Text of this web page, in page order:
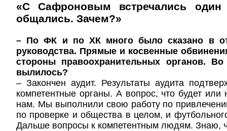
«С Сафроновым встречались
общались. Зачем?»
– По ФК и по ХК много было сказано в
руководства. Прямые и косвенные
стороны правоохранительных органов.
вылилось?
– Закончен аудит. Результаты аудита
компетентные органы. А вопрос, что будет или
нам. Мы выполнили свою работу по
по проверке и общества в целом, и
Дальше вопросы к компетентным людям. Знаю,